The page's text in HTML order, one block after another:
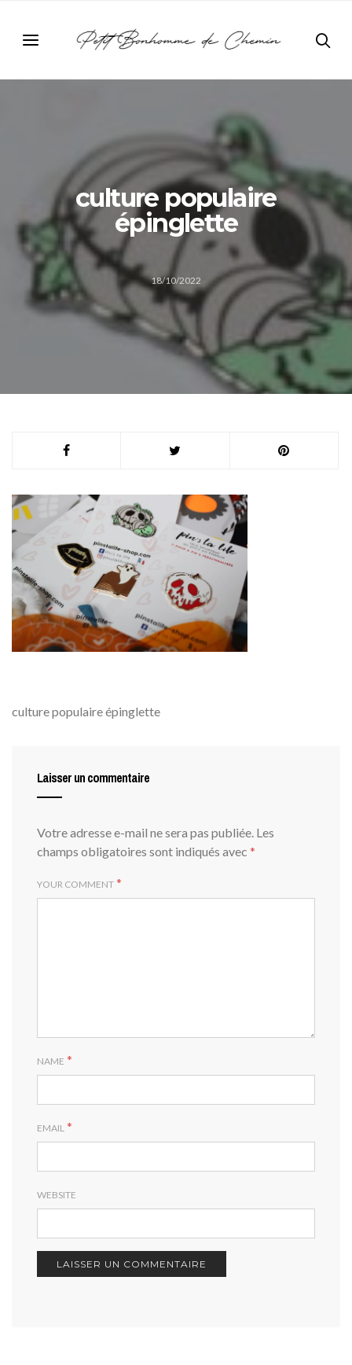
culture populaire
épinglette
18/10/2022
culture populaire épinglette
Laisser un commentaire
Votre adresse e-mail ne sera pas publiée. Les
champs obligatoires sont indiqués avec *
YOUR COMMENT *
NAME *
EMAIL *
WEBSITE